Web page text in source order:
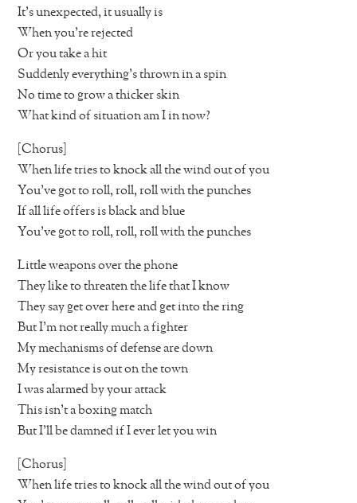
It’s unexpected, it usually is
When you’re rejected
Or you take a hit
Suddenly everything’s thrown in a spin
No time to grow a thicker skin
What kind of situation am I in now?
[Chorus]
When life tries to knock all the wind out of you
You’ve got to roll, roll, roll with the punches
If all life offers is black and blue
You’ve got to roll, roll, roll with the punches
Little weapons over the phone
They like to threaten the life that I know
They say get over here and get into the ring
But I’m not really much a fighter
My mechanisms of defense are down
My resistance is out on the town
I was alarmed by your attack
This isn’t a boxing match
But I’ll be damned if I ever let you win
[Chorus]
When life tries to knock all the wind out of you